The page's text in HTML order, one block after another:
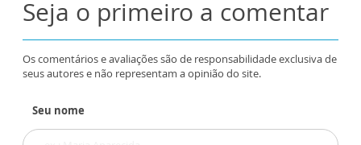
Seja o primeiro a comentar
Os comentários e avaliações são de responsabilidade exclusiva de
seus autores e não representam a opinião do site.
Seu nome